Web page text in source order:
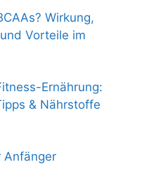
Wirkung,
Vorteile im
Ernährung:
& Nährstoffe
Anfänger